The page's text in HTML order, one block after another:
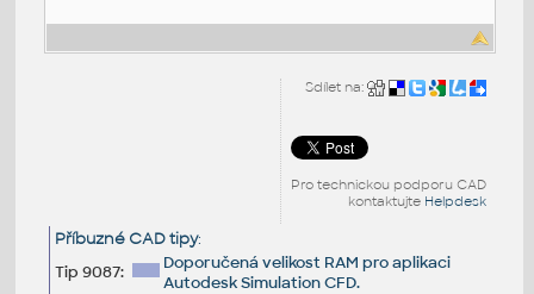
Sdílet na:
Pro technickou podporu CAD
kontaktujte Helpdesk
Příbuzné CAD tipy:
Tip 9087:
Doporučená velikost RAM pro aplikaci
Autodesk Simulation CFD.